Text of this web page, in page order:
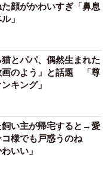
顔がかわいすぎ「鼻息
」
とパパ、偶然生まれた
画のよう」と話題 「尊
キング」
飼い主が帰宅すると→愛
様でも戸惑うのね
いい」